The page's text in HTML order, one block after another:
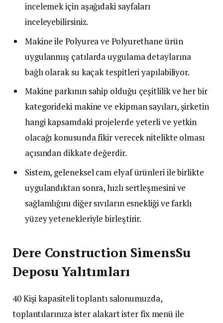
incelemek için aşağıdaki sayfaları
inceleyebilirsiniz.
Makine ile Polyurea ve Polyurethane ürün
uygulanmış çatılarda uygulama detaylarına
bağlı olarak su kaçak tespitleri yapılabiliyor.
Makine parkının sahip olduğu çeşitlilik ve her bir
kategorideki makine ve ekipman sayıları, şirketin
hangi kapsamdaki projelerde yeterli ve yetkin
olacağı konusunda fikir verecek nitelikte olması
açısından dikkate değerdir.
Sistem, geleneksel cam elyaf ürünleri ile birlikte
uygulandıktan sonra, hızlı sertleşmesini ve
sağlamlığını diğer sıvıların esnekliği ve farklı
yüzey yetenekleriyle birleştirir.
Dere Construction SimensSu
Deposu Yalıtımları
40 Kişi kapasiteli toplantı salonumuzda,
toplantılarınıza ister alakart ister fix menü ile